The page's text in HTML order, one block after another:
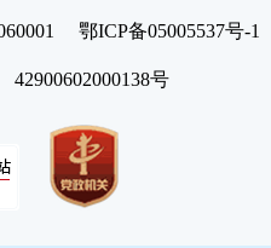
鄂ICP备05005537号
42900602000138号